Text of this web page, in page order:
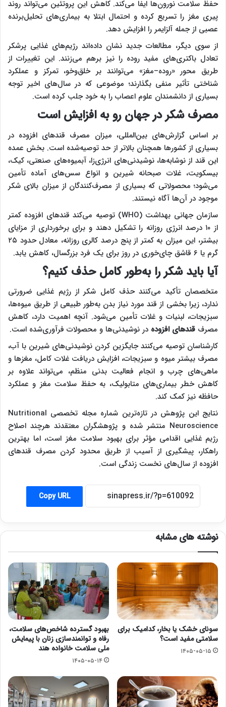
حفظ سلامت نورون‌ها ایفا می‌کند. کاهش این پروتئین می‌تواند روند
پیری مغز را تسریع کرده و احتمال ابتلا به بیماری‌های تحلیل‌برنده
عصبی از جمله آلزایمر را افزایش دهد.
از سوی دیگر، مطالعات جدید نشان داده‌اند رژیم‌های غذایی پرشکر
تعادل باکتری‌های مفید روده را نیز برهم می‌زنند. این تغییرات از
طریق محور «روده–مغز» می‌توانند بر خلق‌وخو، تمرکز و عملکرد
شناختی تأثیر منفی بگذارند؛ موضوعی که در سال‌های اخیر توجه
بسیاری از دانشمندان علوم اعصاب را به خود جلب کرده است.
مصرف شکر در جهان رو به افزایش است
بر اساس گزارش‌های بین‌المللی، میزان مصرف قندهای افزوده در
بسیاری از کشورها همچنان بالاتر از حد توصیه‌شده است. بخش عمده
این قند از نوشابه‌ها، نوشیدنی‌های انرژی‌زا، آبمیوه‌های صنعتی، کیک،
بیسکویت، غلات صبحانه شیرین و انواع سس‌های آماده تأمین
می‌شود؛ محصولاتی که بسیاری از مصرف‌کنندگان از میزان بالای شکر
موجود در آن‌ها آگاه نیستند.
سازمان جهانی بهداشت (WHO) توصیه می‌کند قندهای افزوده کمتر
از ۱۰ درصد انرژی روزانه را تشکیل دهند و برای برخورداری از مزایای
بیشتر، این میزان به کمتر از پنج درصد کالری روزانه، معادل حدود ۲۵
گرم یا ۶ قاشق چای‌خوری در روز برای یک فرد بزرگسال، کاهش یابد.
آیا باید شکر را به‌طور کامل حذف کنیم؟
متخصصان تأکید می‌کنند حذف کامل شکر از رژیم غذایی ضرورتی
ندارد، زیرا بخشی از قند مورد نیاز بدن به‌طور طبیعی از طریق میوه‌ها،
سبزیجات، لبنیات و غلات تأمین می‌شود. آنچه اهمیت دارد، کاهش
مصرف قندهای افزوده در نوشیدنی‌ها و محصولات فرآوری‌شده است.
کارشناسان توصیه می‌کنند جایگزین کردن نوشیدنی‌های شیرین با آب،
مصرف بیشتر میوه و سبزیجات، افزایش دریافت غلات کامل، مغزها و
ماهی‌های چرب و انجام فعالیت بدنی منظم، می‌تواند علاوه بر
کاهش خطر بیماری‌های متابولیک، به حفظ سلامت مغز و عملکرد
حافظه نیز کمک کند.
نتایج این پژوهش در تازه‌ترین شماره مجله تخصصی Nutritional
Neuroscience منتشر شده و پژوهشگران معتقدند هرچند اصلاح
رژیم غذایی اقدامی مؤثر برای بهبود سلامت مغز است، اما بهترین
راهکار، پیشگیری از آسیب از طریق محدود کردن مصرف قندهای
افزوده از سال‌های نخست زندگی است.
Copy URL
نوشته های مشابه
سونای خشک یا بخار، کدامیک برای
سلامتی مفید است؟
۱۴۰۵-۰۵-۱۵
بهبود گسترده شاخص‌های سلامت،
رفاه و توانمندسازی زنان با پیمایش
ملی سلامت خانواده هند
۱۴۰۵-۰۵-۱۴